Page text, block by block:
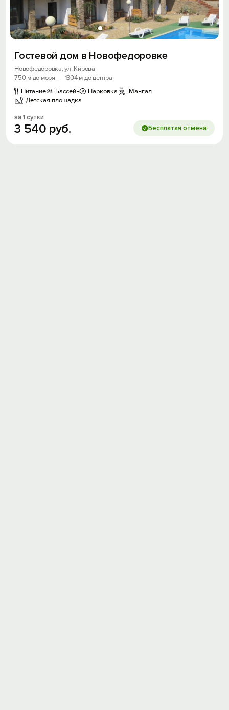
Гостевой дом в Новофедоровке
Новофедоровка, ул. Кирова
750 м до моря
· 1304 м до центра
Питание
Бассейн Парковка
Мангал
Детская площадка
за 1 сутки
3 540 руб. Бесплатая отмена
Скидка −5%
Хочешь дешевле? Оставь почту и получи
промокод на первое бронирование!
Войти